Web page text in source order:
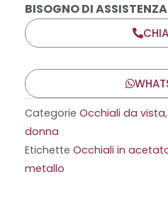
BISOGNO DI
Categorie Occhiali da vista,
donna
Etichette Occhiali in
metallo